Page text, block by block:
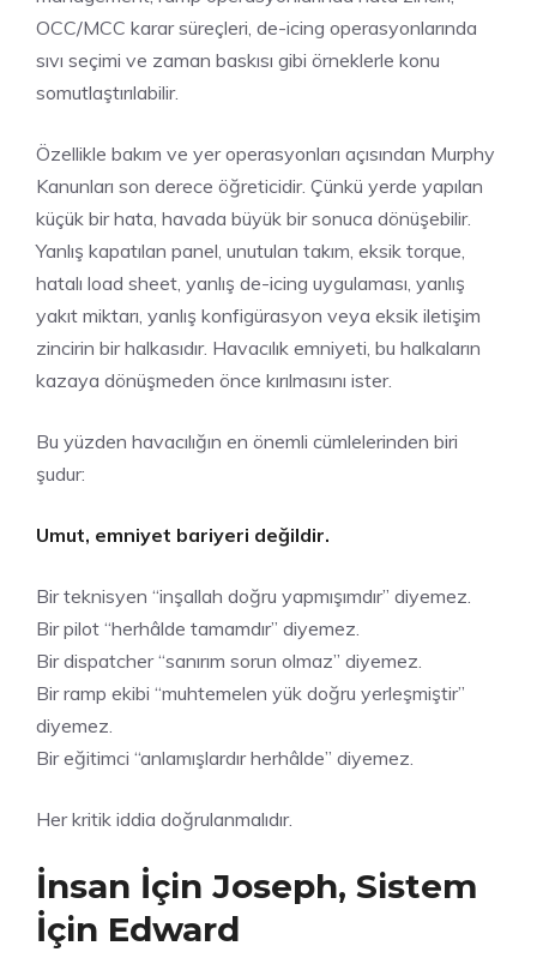
OCC/MCC karar süreçleri, de-icing operasyonlarında
sıvı seçimi ve zaman baskısı gibi örneklerle konu
somutlaştırılabilir.
Özellikle bakım ve yer operasyonları açısından Murphy
Kanunları son derece öğreticidir. Çünkü yerde yapılan
küçük bir hata, havada büyük bir sonuca dönüşebilir.
Yanlış kapatılan panel, unutulan takım, eksik torque,
hatalı load sheet, yanlış de-icing uygulaması, yanlış
yakıt miktarı, yanlış konfigürasyon veya eksik iletişim
zincirin bir halkasıdır. Havacılık emniyeti, bu halkaların
kazaya dönüşmeden önce kırılmasını ister.
Bu yüzden havacılığın en önemli cümlelerinden biri
şudur:
Umut, emniyet bariyeri değildir.
Bir teknisyen “inşallah doğru yapmışımdır” diyemez.
Bir pilot “herhâlde tamamdır” diyemez.
Bir dispatcher “sanırım sorun olmaz” diyemez.
Bir ramp ekibi “muhtemelen yük doğru yerleşmiştir”
diyemez.
Bir eğitimci “anlamışlardır herhâlde” diyemez.
Her kritik iddia doğrulanmalıdır.
İnsan İçin Joseph, Sistem
İçin Edward